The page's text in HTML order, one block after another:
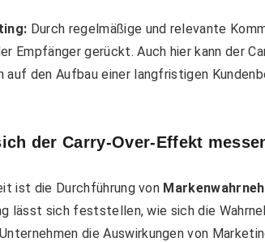
Durch regelmäßige und relevante
Empfänger gerückt. Auch hier kann der
auf den Aufbau einer langfristigen
der Carry-Over-Effekt
ist die Durchführung von
lässt sich feststellen, wie sich die
die Auswirkungen von